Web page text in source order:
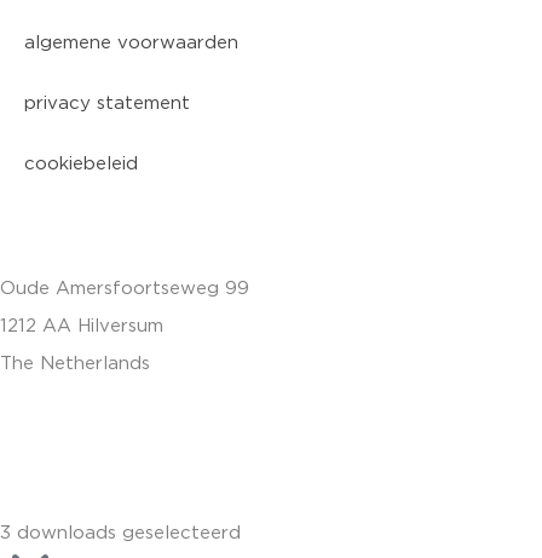
algemene voorwaarden
privacy statement
cookiebeleid
Oude Amersfoortseweg 99
1212 AA Hilversum
The Netherlands
3 downloads geselecteerd